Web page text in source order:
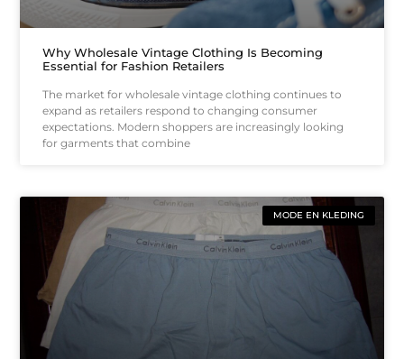
Why Wholesale Vintage Clothing Is Becoming
Essential for Fashion Retailers
The market for wholesale vintage clothing continues to
expand as retailers respond to changing consumer
expectations. Modern shoppers are increasingly looking
for garments that combine
MODE EN KLEDING